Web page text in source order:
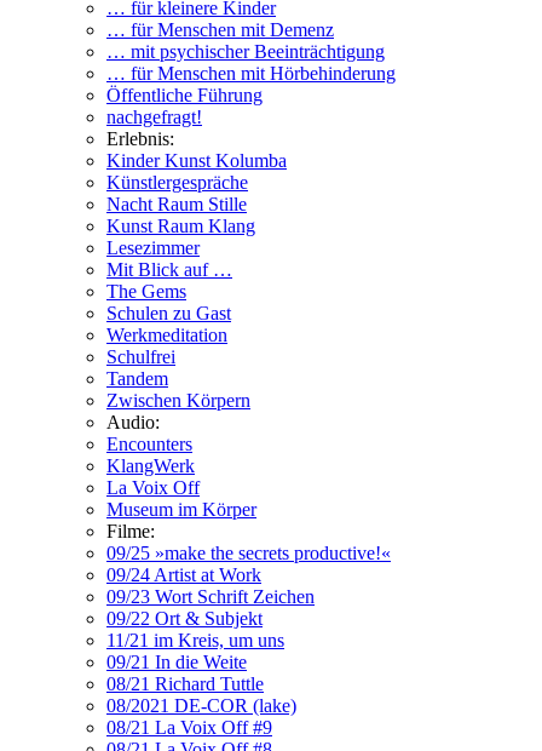
… für kleinere Kinder
… für Menschen mit Demenz
… mit psychischer Beeinträchtigung
… für Menschen mit Hörbehinderung
Öffentliche Führung
nachgefragt!
Erlebnis:
Kinder Kunst Kolumba
Künstlergespräche
Nacht Raum Stille
Kunst Raum Klang
Lesezimmer
Mit Blick auf …
The Gems
Schulen zu Gast
Werkmeditation
Schulfrei
Tandem
Zwischen Körpern
Audio:
Encounters
KlangWerk
La Voix Off
Museum im Körper
Filme:
09/25 »make the secrets productive!«
09/24 Artist at Work
09/23 Wort Schrift Zeichen
09/22 Ort & Subjekt
11/21 im Kreis, um uns
09/21 In die Weite
08/21 Richard Tuttle
08/2021 DE-COR (lake)
08/21 La Voix Off #9